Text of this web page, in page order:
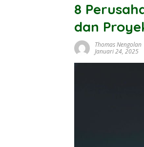
8
dan
Thomas Nengolan
Januari 24, 2025